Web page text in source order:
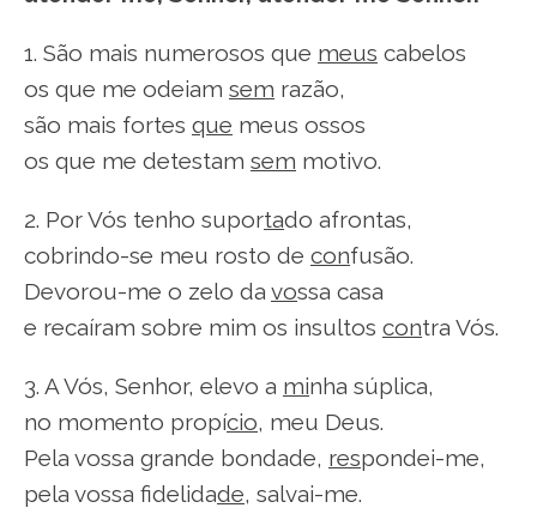
1. São mais numerosos que meus cabelos
os que me odeiam sem razão,
são mais fortes que meus ossos
os que me detestam sem motivo.
2. Por Vós tenho suportado afrontas,
cobrindo-se meu rosto de confusão.
Devorou-me o zelo da vossa casa
e recaíram sobre mim os insultos contra Vós.
3. A Vós, Senhor, elevo a minha súplica,
no momento propício, meu Deus.
Pela vossa grande bondade, respondei-me,
pela vossa fidelidade, salvai-me.